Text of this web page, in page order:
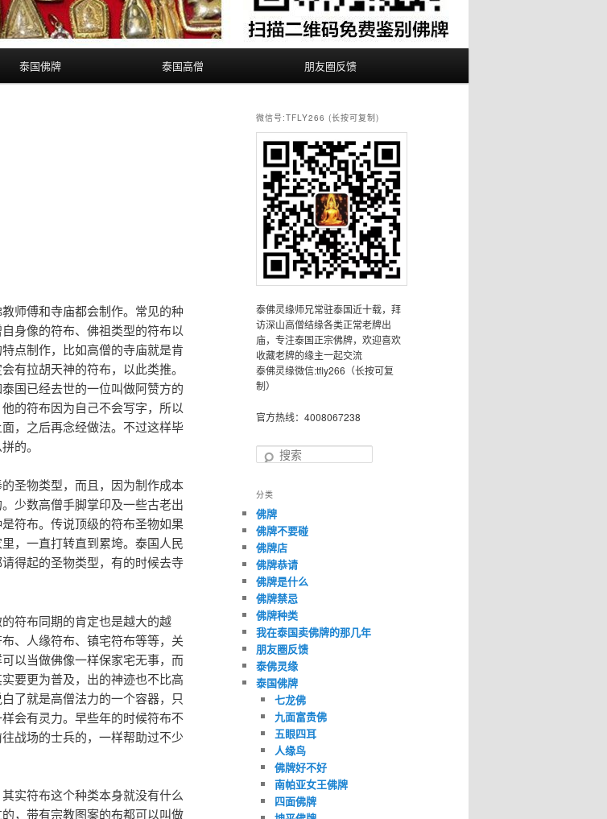
泰国佛牌 泰国高僧 朋友圈反馈
师傅和寺庙都会制作。常见的种
身像的符布、佛祖类型的符布以
点制作，比如高僧的寺庙就是肯
有拉胡天神的符布，以此类推。
国已经去世的一位叫做阿赞方的
的符布因为自己不会写字，所以
，之后再念经做法。不过这样毕
的。
圣物类型，而且，因为制作成本
少数高僧手脚掌印及一些古老出
符布。传说顶级的符布圣物如果
，一直打转直到累垮。泰国人民
得起的圣物类型，有的时候去寺
符布同期的肯定也是越大的越
、人缘符布、镇宅符布等等，关
以当做佛像一样保家宅无事，而
要更为普及，出的神迹也不比高
了就是高僧法力的一个容器，只
会有灵力。早些年的时候符布不
战场的士兵的，一样帮助过不少
实符布这个种类本身就没有什么
，带有宗教图案的布都可以叫做
微信号:TFLY266 (长按可复制)
泰佛灵缘师兄常驻泰国近十载，拜
访深山高僧结缘各类正常老牌出
庙，专注泰国正宗佛牌，欢迎喜欢
收藏老牌的缘主一起交流
泰佛灵缘微信:tfly266（长按可复
制）
官方热线：4008067238
搜
分类
佛牌
佛牌不要碰
佛牌店
佛牌恭请
佛牌是什么
佛牌禁忌
佛牌种类
我在泰国卖佛牌的那几年
朋友圈反馈
泰佛灵缘
泰国佛牌
七龙佛
九面富贵佛
五眼四耳
人缘鸟
佛牌好不好
南帕亚女王佛牌
四面佛牌